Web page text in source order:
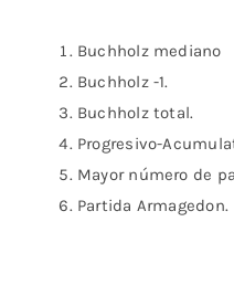
Buchholz mediano
Buchholz -1.
Buchholz total.
Progresivo-
Mayor número de
Partida Armagedon.